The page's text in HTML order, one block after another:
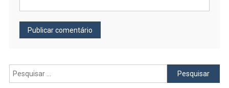
Pesquisar
por: